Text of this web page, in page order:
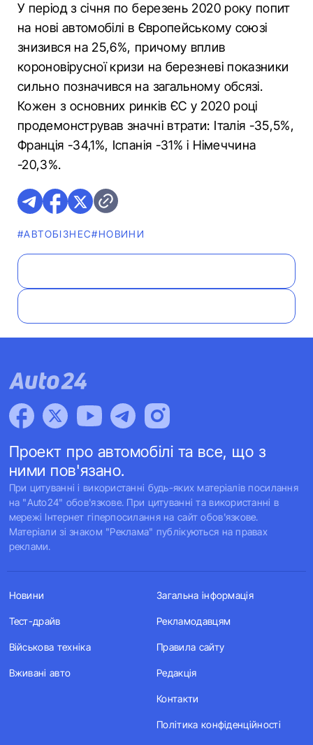
У період з січня по березень 2020 року попит
на нові автомобілі в Європейському союзі
знизився на 25,6%, причому вплив
короновірусної кризи на березневі показники
сильно позначився на загальному обсязі.
Кожен з основних ринків ЄС у 2020 році
продемонстрував значні втрати: Італія -35,5%,
Франція -34,1%, Іспанія -31% і Німеччина
-20,3%.
#АВТОБІЗНЕС#НОВИНИ
Проект про автомобілі та все, що з
ними пов'язано.
При цитуванні і використанні будь-яких матеріалів посилання
на "Auto24" обов'язкове. При цитуванні та використанні в
мережі Інтернет гіперпосилання на сайт обов'язкове.
Матеріали зі знаком "Реклама" публікуються на правах
реклами.
Новини
Тест-драйв
Військова техніка
Вживані авто
Загальна інформація
Рекламодавцям
Правила сайту
Редакція
Контакти
Політика конфіденційності